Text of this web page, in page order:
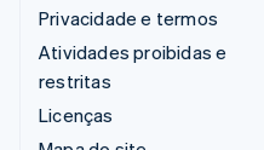
Privacidade e termos
Atividades proibidas e
restritas
Licenças